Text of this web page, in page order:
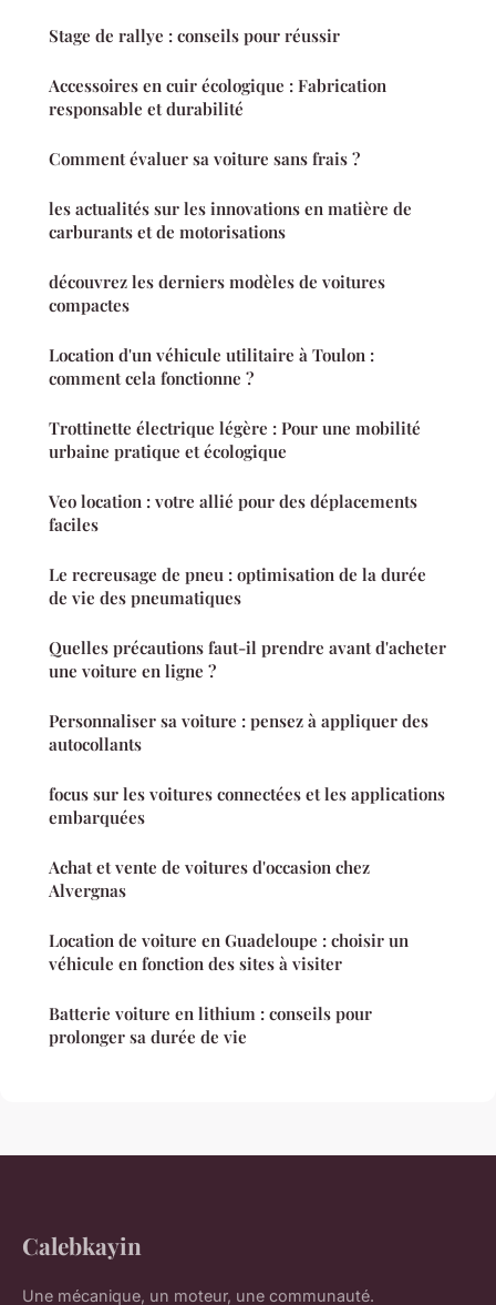
Stage de rallye : conseils pour réussir
Accessoires en cuir écologique : Fabrication
responsable et durabilité
Comment évaluer sa voiture sans frais ?
les actualités sur les innovations en matière de
carburants et de motorisations
découvrez les derniers modèles de voitures
compactes
Location d'un véhicule utilitaire à Toulon :
comment cela fonctionne ?
Trottinette électrique légère : Pour une mobilité
urbaine pratique et écologique
Veo location : votre allié pour des déplacements
faciles
Le recreusage de pneu : optimisation de la durée
de vie des pneumatiques
Quelles précautions faut-il prendre avant d'acheter
une voiture en ligne ?
Personnaliser sa voiture : pensez à appliquer des
autocollants
focus sur les voitures connectées et les applications
embarquées
Achat et vente de voitures d'occasion chez
Alvergnas
Location de voiture en Guadeloupe : choisir un
véhicule en fonction des sites à visiter
Batterie voiture en lithium : conseils pour
prolonger sa durée de vie
Calebkayin
Une mécanique, un moteur, une communauté.